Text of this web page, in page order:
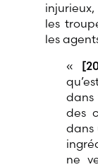
les
les
«
dans
des
dans
ne